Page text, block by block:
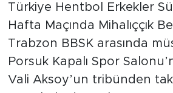
Türkiye Hentbol Erkekler
Hafta Maçında Mihalıççık
Trabzon BBSK arasında
Porsuk Kapalı Spor
Vali Aksoy’un tribünden